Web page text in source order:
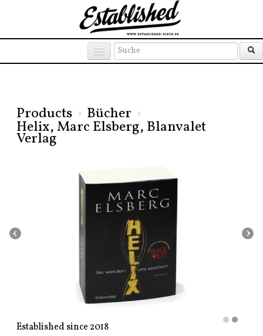
Products › Bücher ›
Helix, Marc Elsberg, Blanvalet
Verlag
‹ ›
Established since 2018